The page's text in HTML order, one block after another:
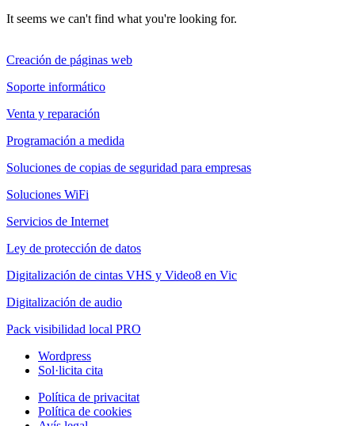
It seems we can't find what you're looking for.
Creación de páginas web
Soporte informático
Venta y reparación
Programación a medida
Soluciones de copias de seguridad para empresas
Soluciones WiFi
Servicios de Internet
Ley de protección de datos
Digitalización de cintas VHS y Video8 en Vic
Digitalización de audio
Pack visibilidad local PRO
Wordpress
Sol·licita cita
Política de privacitat
Política de cookies